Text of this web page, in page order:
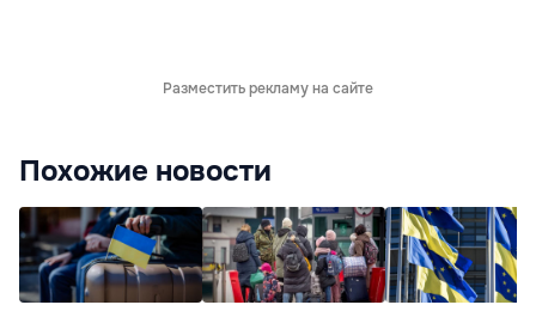
Разместить рекламу на сайте
Похожие новости